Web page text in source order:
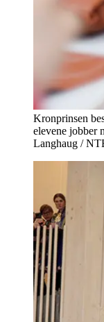
Kronprinsen
elevene jobber
Langhaug /